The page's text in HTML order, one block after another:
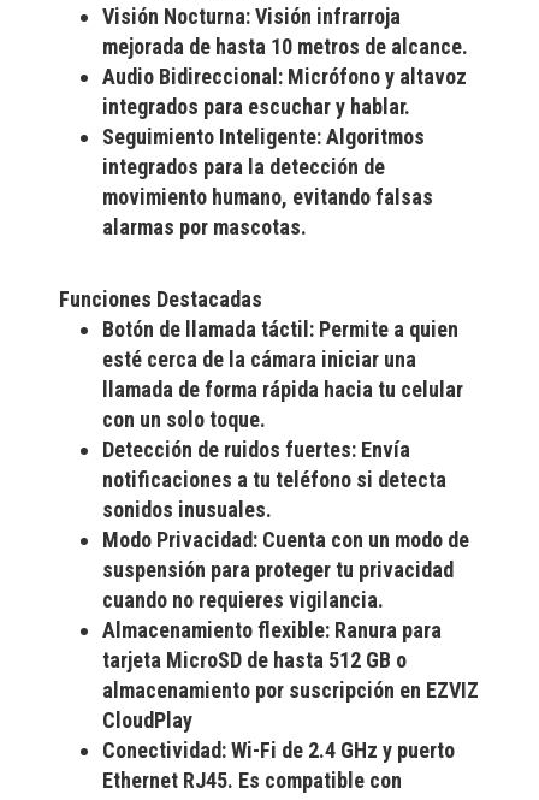
Visión Nocturna:Visión infrarroja
mejorada de hasta 10 metros de alcance.
Audio Bidireccional: Micrófono y altavoz
integrados para escuchar y hablar.
Seguimiento Inteligente:Algoritmos
integrados para la detección de
movimiento humano, evitando falsas
alarmas por mascotas.
Funciones Destacadas
Botón de llamada táctil: Permite a quien
esté cerca de la cámara iniciar una
llamada de forma rápida hacia tu celular
con un solo toque.
Detección de ruidos fuertes: Envía
notificaciones a tu teléfono si detecta
sonidos inusuales.
Modo Privacidad: Cuenta con un modo de
suspensión para proteger tu privacidad
cuando no requieres vigilancia.
Almacenamiento flexible: Ranura para
tarjeta MicroSD de hasta 512 GB o
almacenamiento por suscripción en EZVIZ
CloudPlay
Conectividad:Wi-Fi de 2.4 GHz y puerto
Ethernet RJ45. Es compatible con